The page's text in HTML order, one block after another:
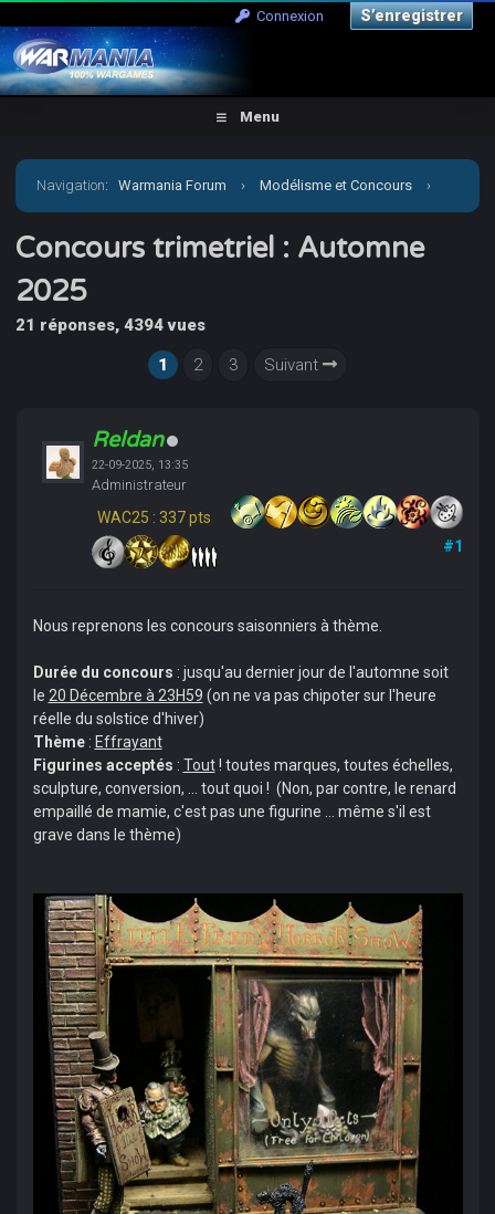
Connexion S’enregistrer
Menu
Navigation:Warmania Forum › Modélisme et Concours ›
Concours & défis › Concours trimetriel : Automne 2025
Concours trimetriel : Automne
2025
21 réponses, 4394 vues
1
2 3 Suivant
Reldan
22-09-2025, 13:35
Administrateur
WAC25 : 337 pts
#1
Nous reprenons les concours saisonniers à thème.
Durée du concours : jusqu'au dernier jour de l'automne soit
le 20 Décembre à 23H59 (on ne va pas chipoter sur l'heure
réelle du solstice d'hiver)
Thème: Effrayant
Figurines acceptés : Tout! toutes marques, toutes échelles,
sculpture, conversion, ... tout quoi ! (Non, par contre, le renard
empaillé de mamie, c'est pas une figurine ... même s'il est
grave dans le thème)